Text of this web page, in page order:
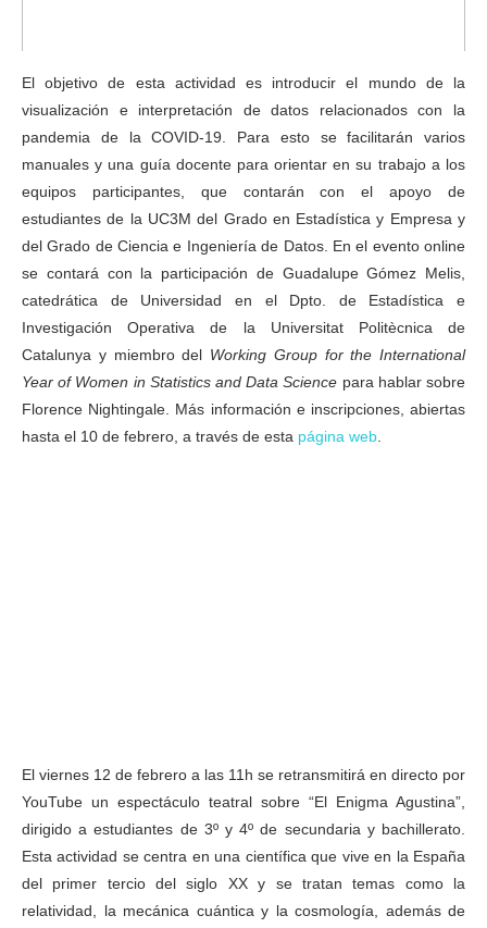
El objetivo de esta actividad es introducir el mundo de la
visualización e interpretación de datos relacionados con la
pandemia de la COVID-19. Para esto se facilitarán varios
manuales y una guía docente para orientar en su trabajo a los
equipos participantes, que contarán con el apoyo de
estudiantes de la UC3M del Grado en Estadística y Empresa y
del Grado de Ciencia e Ingeniería de Datos. En el evento online
se contará con la participación de Guadalupe Gómez Melis,
catedrática de Universidad en el Dpto. de Estadística e
Investigación Operativa de la Universitat Politècnica de
Catalunya y miembro del Working Group for the International
Year of Women in Statistics and Data Science para hablar sobre
Florence Nightingale. Más información e inscripciones, abiertas
hasta el 10 de febrero, a través de esta página web
El viernes 12 de febrero a las 11h se retransmitirá en directo por
YouTube un espectáculo teatral sobre “El Enigma Agustina”,
dirigido a estudiantes de 3º y 4º de secundaria y bachillerato.
Esta actividad se centra en una científica que vive en la España
del primer tercio del siglo XX y se tratan temas como la
relatividad, la mecánica cuántica y la cosmología, además de